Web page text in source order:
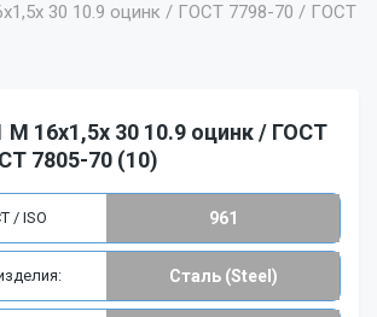
30 10.9 оцинк / ГОСТ 7798-70 / ГОСТ
M 16x1,5x 30 10.9 оцинк / ГОСТ
7805-70 (10)
/ ISO 961
Сталь (Steel)